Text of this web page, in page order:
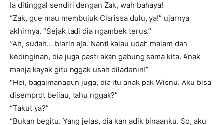
Ia ditinggal sendiri dengan Zak, wah bahaya!
“Zak, gue mau membujuk Clarissa dulu, ya!” ujarnya
akhirnya. “Sejak tadi dia ngambek terus.”
“Ah, sudah… biarin aja. Nanti kalau udah malam dan
kedinginan, dia juga pasti akan gabung sama kita. Anak
manja kayak gitu nggak usah diladenin!”
“Hei, bagaimanapun juga, dia itu anak pak Wisnu. Aku bisa
disemprot beliau, tahu nggak?”
“Takut ya?”
“Bukan begitu. Yang jelas, dia kan adik binaanku. So, aku